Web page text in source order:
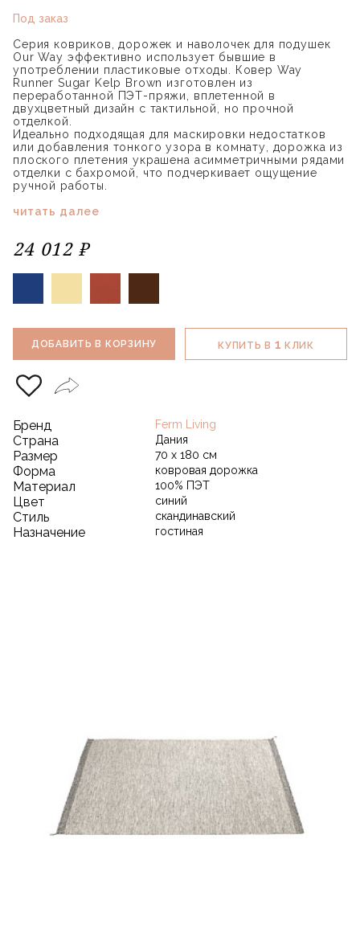
Под заказ
Серия ковриков, дорожек и наволочек для подушек
Our Way эффективно использует бывшие в
употреблении пластиковые отходы. Ковер Way
Runner Sugar Kelp Brown изготовлен из
переработанной ПЭТ-пряжи, вплетенной в
двухцветный дизайн с тактильной, но прочной
отделкой.
Идеально подходящая для маскировки недостатков
или добавления тонкого узора в комнату, дорожка из
плоского плетения украшена асимметричными рядами
отделки с бахромой, что подчеркивает ощущение
ручной работы.
читать далее
24 012 ₽
ДОБАВИТЬ В КОРЗИНУ КУПИТЬ В 1 КЛИК
Бренд Ferm Living
Страна Дания
Размер 70 х 180 см
Форма ковровая дорожка
Материал 100% ПЭТ
Цвет синий
Стиль скандинавский
Назначение гостиная